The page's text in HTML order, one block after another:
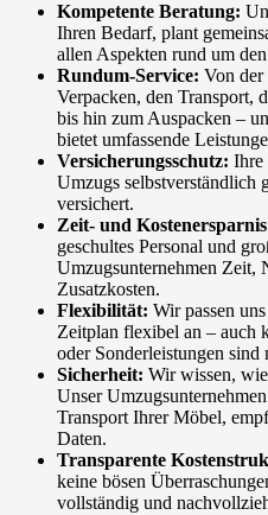
Kompetente Beratung:
Ihren Bedarf, plant
allen Aspekten rund um
Rundum-Service: Von der
Verpacken, den Transport,
bis hin zum Auspacken –
bietet umfassende
Versicherungsschutz: Ihre
Umzugs selbstverständlich
versichert.
Zeit- und
geschultes Personal und
Umzugsunternehmen Zeit,
Zusatzkosten.
Flexibilität: Wir passen
Zeitplan flexibel an – auch
oder Sonderleistungen sind
Sicherheit: Wir wissen,
Unser
Transport Ihrer Möbel,
Daten.
Transparente
keine bösen
vollständig und